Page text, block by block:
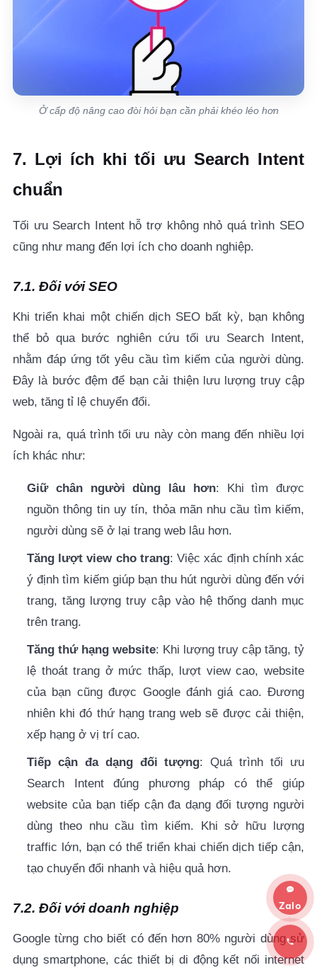
Ở cấp độ nâng cao đòi hỏi bạn cần phải khéo léo hơn
7. Lợi ích khi tối ưu Search Intent
chuẩn
Tối ưu Search Intent hỗ trợ không nhỏ quá trình SEO
cũng như mang đến lợi ích cho doanh nghiệp.
7.1. Đối với SEO
Khi triển khai một chiến dịch SEO bất kỳ, bạn không
thể bỏ qua bước nghiên cứu tối ưu Search Intent,
nhằm đáp ứng tốt yêu cầu tìm kiếm của người dùng.
Đây là bước đệm để bạn cải thiện lưu lượng truy cập
web, tăng tỉ lệ chuyển đổi.
Ngoài ra, quá trình tối ưu này còn mang đến nhiều lợi
ích khác như:
Giữ chân người dùng lâu hơn: Khi tìm được
nguồn thông tin uy tín, thỏa mãn nhu cầu tìm kiếm,
người dùng sẽ ở lại trang web lâu hơn.
Tăng lượt view cho trang: Việc xác định chính xác
ý định tìm kiếm giúp bạn thu hút người dùng đến với
trang, tăng lượng truy cập vào hệ thống danh mục
trên trang.
Tăng thứ hạng website: Khi lượng truy cập tăng, tỷ
lệ thoát trang ở mức thấp, lượt view cao, website
của bạn cũng được Google đánh giá cao. Đương
nhiên khi đó thứ hạng trang web sẽ được cải thiện,
xếp hạng ở vị trí cao.
Tiếp cận đa dạng đối tượng: Quá trình tối ưu
Search Intent đúng phương pháp có thể giúp
website của bạn tiếp cận đa dạng đối tượng người
dùng theo nhu cầu tìm kiếm. Khi sở hữu lượng
traffic lớn, bạn có thể triển khai chiến dịch tiếp cận,
tạo chuyển đổi nhanh và hiệu quả hơn.
7.2. Đối với doanh nghiệp
Google từng cho biết có đến hơn 80% người dùng sử
dụng smartphone, các thiết bị di động kết nối internet